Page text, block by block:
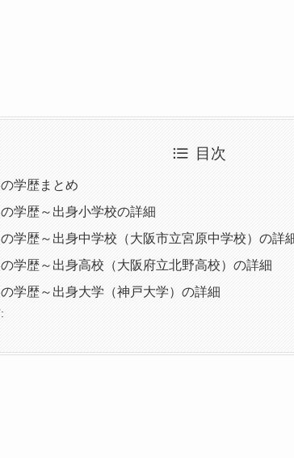
目次
学歴まとめ
学歴～出身小学校の詳細
学歴～出身中学校（大阪市立宮原中学校）の詳
学歴～出身高校（大阪府立北野高校）の詳細
学歴～出身大学（神戸大学）の詳細